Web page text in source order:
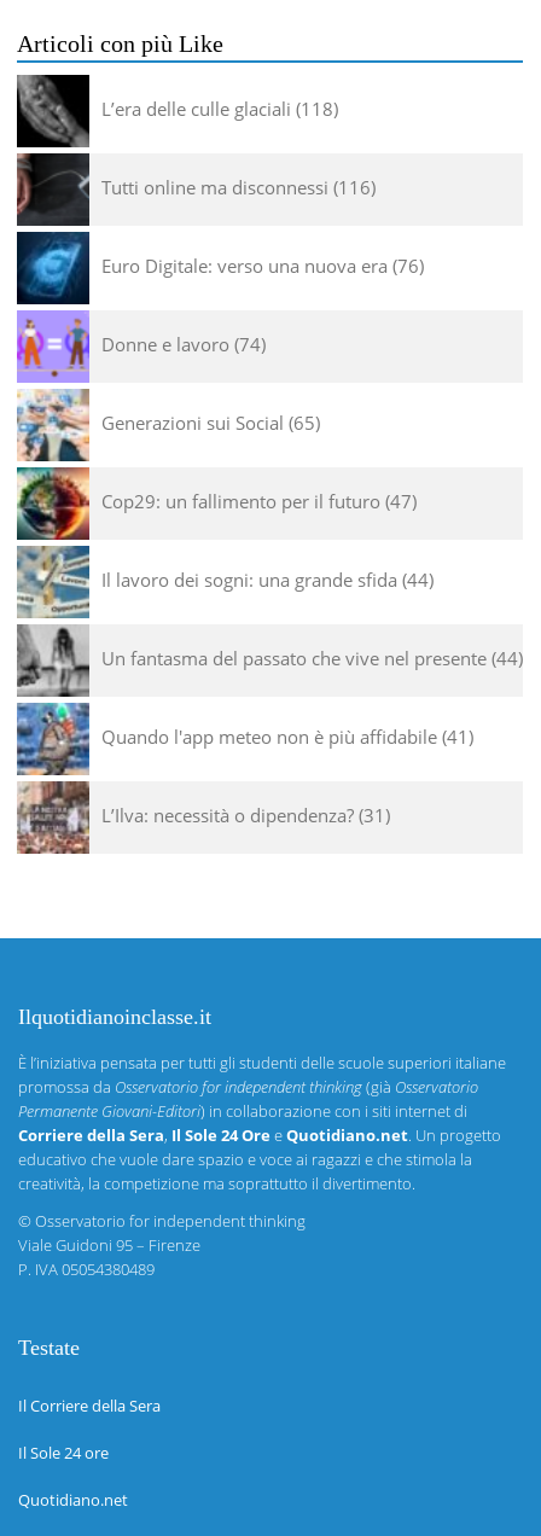
Articoli con più Like
L’era delle culle glaciali 118
Tutti online ma disconnessi 116
Euro Digitale: verso una nuova era 76
Donne e lavoro 74
Generazioni sui Social 65
Cop29: un fallimento per il futuro 47
Il lavoro dei sogni: una grande sfida 44
Un fantasma del passato che vive nel presente 44
Quando l'app meteo non è più affidabile 41
L’Ilva: necessità o dipendenza? 31
Ilquotidianoinclasse.it
È l’iniziativa pensata per tutti gli studenti delle scuole superiori italiane
promossa da Osservatorio for independent thinking(già Osservatorio
Permanente Giovani-Editori) in collaborazione con i siti internet di
Corriere della Sera, Il Sole 24 OreeQuotidiano.net. Un progetto
educativo che vuole dare spazio e voce ai ragazzi e che stimola la
creatività, la competizione ma soprattutto il divertimento.
©Osservatorio for independent thinking
Viale Guidoni 95 – Firenze
P. IVA 05054380489
Testate
Il Corriere della Sera
Il Sole 24 ore
Quotidiano.net